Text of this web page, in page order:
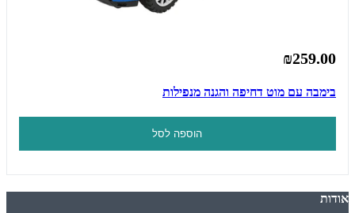
₪259.00
בימבה עם מוט דחיפה והגנה מנפילות
הוספה לסל
אודות